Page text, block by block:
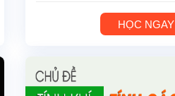
HỌC NGAY